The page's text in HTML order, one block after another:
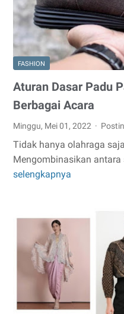
6
Ikat
Kulit
Buatan
FASHION
Aturan Dasar Padu
Berbagai Acara
Minggu, Mei 01, 2022
Tidak hanya olahraga
Mengombinasikan
selengkapnya
Aturan
Sepatu
Berbagai